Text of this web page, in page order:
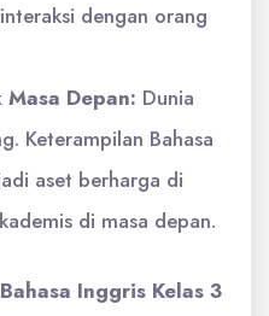
dengan orang
Depan: Dunia
Keterampilan Bahasa
aset berharga di
di masa depan.
Inggris Kelas 3